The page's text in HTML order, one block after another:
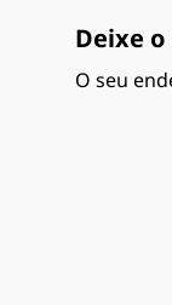
Deixe
O seu